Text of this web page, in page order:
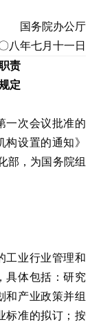
国务院办公厅
八年七月十一日
责
定
次会议批准的
设置的通知》
部，为国务院组
业行业管理和
具体包括：研究
和产业政策并组
标准的拟订；按